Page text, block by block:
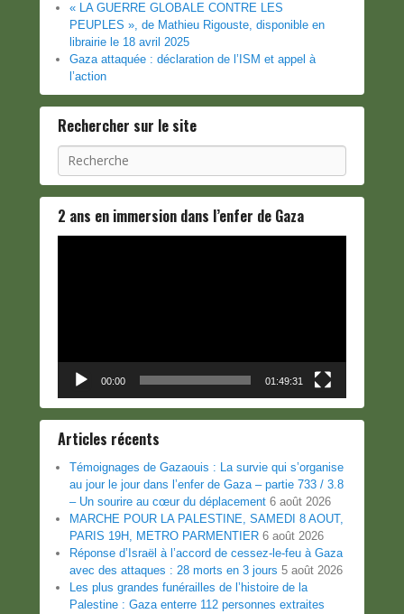
« LA GUERRE GLOBALE CONTRE LES
PEUPLES », de Mathieu Rigouste, disponible en
librairie le 18 avril 2025
Gaza attaquée : déclaration de l’ISM et appel à
l’action
Rechercher sur le site
Recherche
2 ans en immersion dans l’enfer de Gaza
00:00 01:49:31
Articles récents
Témoignages de Gazaouis : La survie qui s’organise
au jour le jour dans l’enfer de Gaza – partie 733 / 3.8
– Un sourire au cœur du déplacement 6 août 2026
MARCHE POUR LA PALESTINE, SAMEDI 8 AOUT,
PARIS 19H, METRO PARMENTIER 6 août 2026
Réponse d’Israël à l’accord de cessez-le-feu à Gaza
avec des attaques : 28 morts en 3 jours 5 août 2026
Les plus grandes funérailles de l’histoire de la
Palestine : Gaza enterre 112 personnes extraites